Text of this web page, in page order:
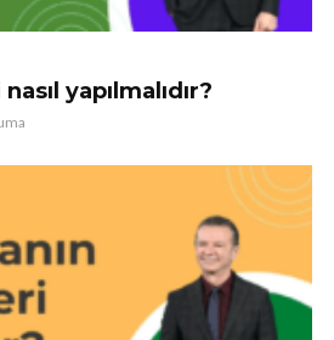
yapılmalıdır?